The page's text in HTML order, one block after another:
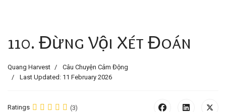
110. Đừng Vội Xét Đoán
Quang Harvest
Câu Chuyện Cảm Động
Last Updated: 11 February 2026
Ratings (3)